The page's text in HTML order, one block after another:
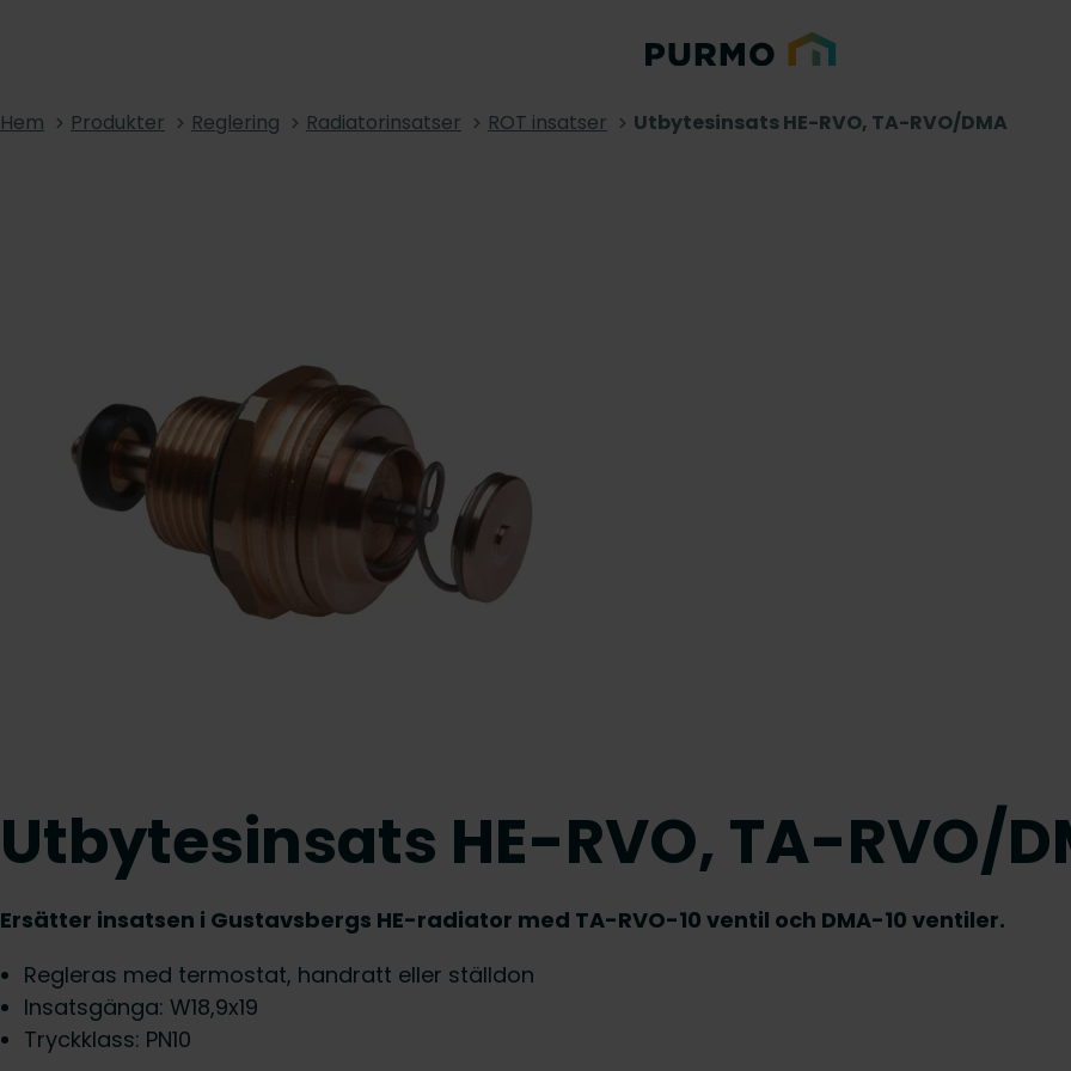
Hem Produkter Reglering Radiatorinsatser ROT insatser Utbytesinsats HE-RVO, TA-RVO/DMA
Utbytesinsats HE-RVO, TA-RVO/
Ersätter insatsen i Gustavsbergs HE-radiator med TA-RVO-10 ventil och DMA-10 ventiler.
Regleras med termostat, handratt eller ställdon
Insatsgänga: W18,9x19
Tryckklass: PN10